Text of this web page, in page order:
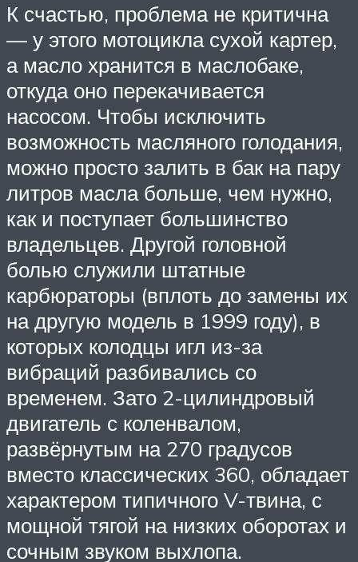
К счастью, проблема не критична
— у этого мотоцикла сухой картер,
а масло хранится в маслобаке,
откуда оно перекачивается
насосом. Чтобы исключить
возможность масляного голодания,
можно просто залить в бак на пару
литров масла больше, чем нужно,
как и поступает большинство
владельцев. Другой головной
болью служили штатные
карбюраторы (вплоть до замены их
на другую модель в 1999 году), в
которых колодцы игл из-за
вибраций разбивались со
временем. Зато 2-цилиндровый
двигатель с коленвалом,
развёрнутым на 270 градусов
вместо классических 360, обладает
характером типичного V-твина, с
мощной тягой на низких оборотах и
сочным звуком выхлопа.